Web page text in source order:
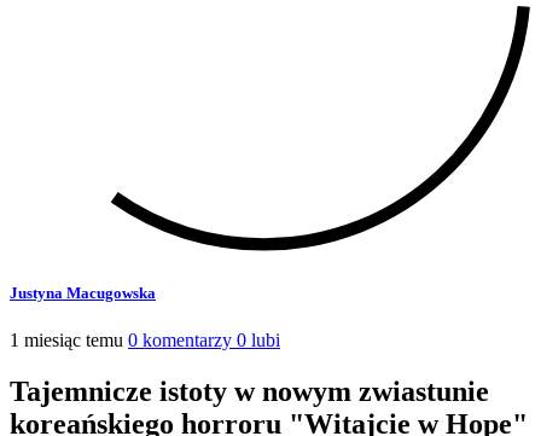
Justyna Macugowska
1 miesiąc temu 0 komentarzy 0 lubi
Tajemnicze istoty w nowym zwiastunie
koreańskiego horroru "Witajcie w Hope"